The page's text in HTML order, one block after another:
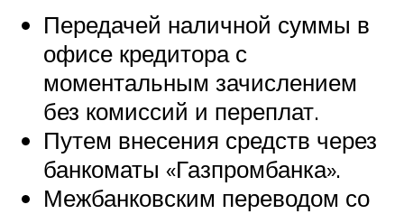
Передачей наличной суммы в
офисе кредитора с
моментальным зачислением
без комиссий и переплат.
Путем внесения средств через
банкоматы «Газпромбанка».
Межбанковским переводом со